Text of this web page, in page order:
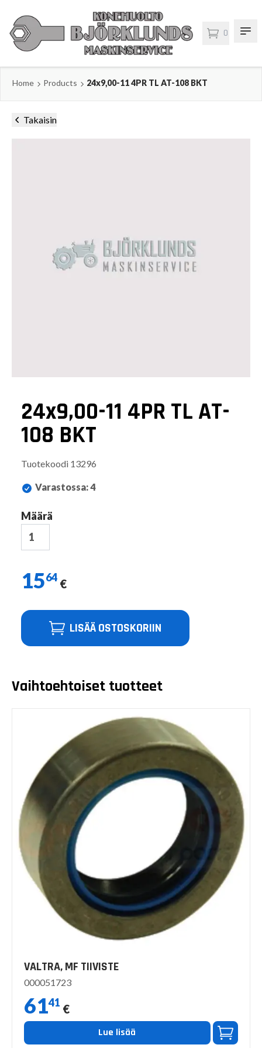
0
Home Products 24x9,00-11 4PR TL AT-108 BKT
Takaisin
24x9,00-11 4PR TL AT-
108 BKT
Tuotekoodi 13296
Varastossa:4
Määrä
1564 €
LISÄÄ OSTOSKORIIN
Vaihtoehtoiset tuotteet
VALTRA, MF TIIVISTE
000051723
6141 €
Lue lisää